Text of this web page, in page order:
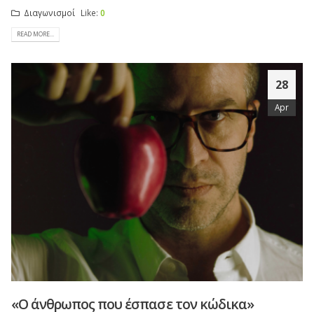
Διαγωνισμοί Like: 0
READ MORE...
28
Apr
«Ο άνθρωπος που έσπασε τον κώδικα»